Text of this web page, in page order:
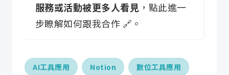
服務或活動被更多人看見 ， 點此進一
步瞭解如何跟我合作 🔗 。
AI工具應用 Notion 數位工具應用